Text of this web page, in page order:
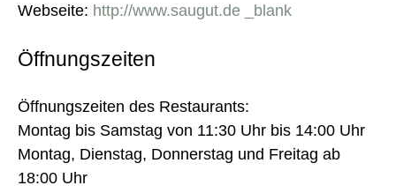
Webseite: http://www.saugut.de _blank
Öffnungszeiten
Öffnungszeiten des Restaurants:
Montag bis Samstag von 11:30 Uhr bis 14:00 Uhr
Montag, Dienstag, Donnerstag und Freitag ab
18:00 Uhr